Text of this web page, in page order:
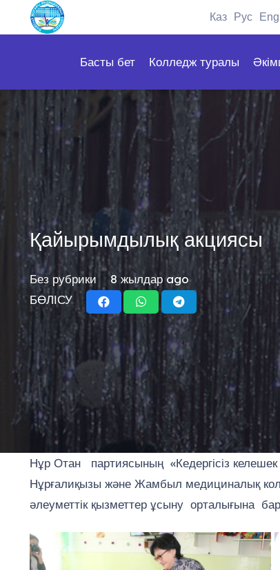
Каз Рус Eng
Басты бет Колледж туралы
Қайырымдылық акциясы
Без рубрики
8 жылдар ago
БӨЛІСУ
Нұр Отан партиясының «Кедергісіз
Нұрғалиқызы және Жамбыл медициналық
әлеуметтік қызметтер ұсыну орталығына